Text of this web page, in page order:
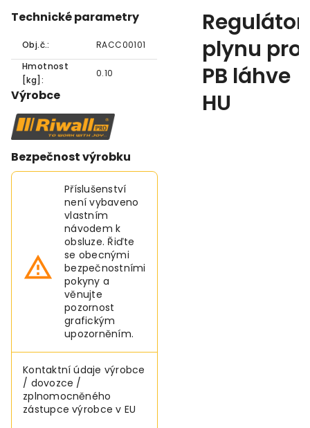
Technické parametry
Obj.č.:
RACC00101
Hmotnost
[kg]:
0.10
Výrobce
Bezpečnost výrobku
Příslušenství
není vybaveno
vlastním
návodem k
obsluze. Řiďte
se obecnými
bezpečnostními
pokyny a
věnujte
pozornost
grafickým
upozorněním.
Kontaktní údaje výrobce
/ dovozce /
zplnomocněného
zástupce výrobce v EU
Regulátor
plynu pro
PB láhve
HU